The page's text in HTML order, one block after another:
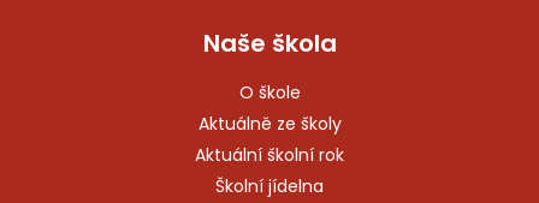
Naše škola
O škole
Aktuálně ze školy
Aktuální školní rok
Školní jídelna